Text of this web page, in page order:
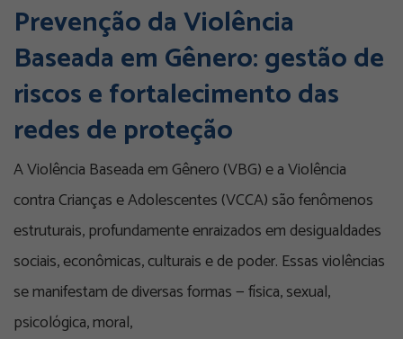
Prevenção da Violência
Baseada em Gênero: gestão de
riscos e fortalecimento das
redes de proteção
A Violência Baseada em Gênero (VBG) e a Violência
contra Crianças e Adolescentes (VCCA) são fenômenos
estruturais, profundamente enraizados em desigualdades
sociais, econômicas, culturais e de poder. Essas violências
se manifestam de diversas formas — física, sexual,
psicológica, moral,